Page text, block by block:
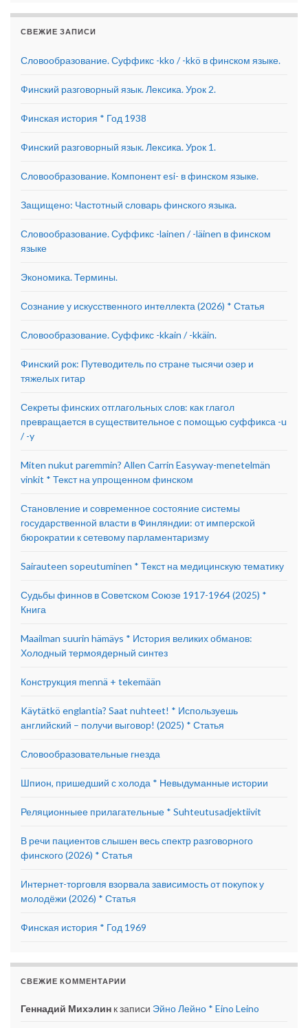
СВЕЖИЕ ЗАПИСИ
Словообразование. Суффикс -kko / -kkö в финском языке.
Финский разговорный язык. Лексика. Урок 2.
Финская история * Год 1938
Финский разговорный язык. Лексика. Урок 1.
Словообразование. Компонент esi- в финском языке.
Защищено: Частотный словарь финского языка.
Словообразование. Суффикс -lainen / -läinen в финском
языке
Экономика. Термины.
Сознание у искусственного интеллекта (2026) * Статья
Словообразование. Суффикс -kkain / -kkäin.
Финский рок: Путеводитель по стране тысячи озер и
тяжелых гитар
Секреты финских отглагольных слов: как глагол
превращается в существительное с помощью суффикса -u
/ -y
Miten nukut paremmin? Allen Carrin Easyway-menetelmän
vinkit * Текст на упрощенном финском
Становление и современное состояние системы
государственной власти в Финляндии: от имперской
бюрократии к сетевому парламентаризму
Sairauteen sopeutuminen * Текст на медицинскую тематику
Судьбы финнов в Советском Союзе 1917-1964 (2025) *
Книга
Maailman suurin hämäys * История великих обманов:
Холодный термоядерный синтез
Конструкция mennä + tekemään
Käytätkö englantia? Saat nuhteet! * Используешь
английский – получи выговор! (2025) * Статья
Словообразовательные гнезда
Шпион, пришедший с холода * Невыдуманные истории
Реляционныее прилагательные * Suhteutusadjektiivit
В речи пациентов слышен весь спектр разговорного
финского (2026) * Статья
Интернет-торговля взорвала зависимость от покупок у
молодёжи (2026) * Статья
Финская история * Год 1969
СВЕЖИЕ КОММЕНТАРИИ
Геннадий Михэлин к записи Эйно Лейно * Eino Leino